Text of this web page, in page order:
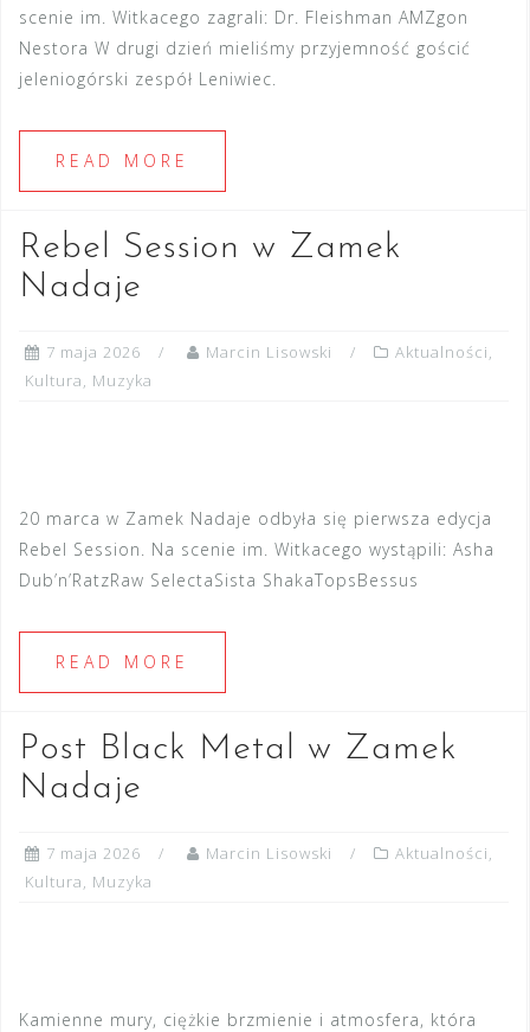
scenie im. Witkacego zagrali: Dr. Fleishman AMZgon
Nestora W drugi dzień mieliśmy przyjemność gościć
jeleniogórski zespół Leniwiec.
READ MORE
Rebel Session w Zamek
Nadaje
7 maja 2026 Marcin Lisowski Aktualności,
Kultura, Muzyka
20 marca w Zamek Nadaje odbyła się pierwsza edycja
Rebel Session. Na scenie im. Witkacego wystąpili: Asha
Dub’n’RatzRaw SelectaSista ShakaTopsBessus
READ MORE
Post Black Metal w Zamek
Nadaje
7 maja 2026 Marcin Lisowski Aktualności,
Kultura, Muzyka
Kamienne mury, ciężkie brzmienie i atmosfera, która